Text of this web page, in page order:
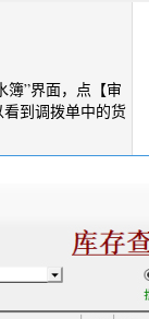
簿”界面，点【审
到调拨单中的货